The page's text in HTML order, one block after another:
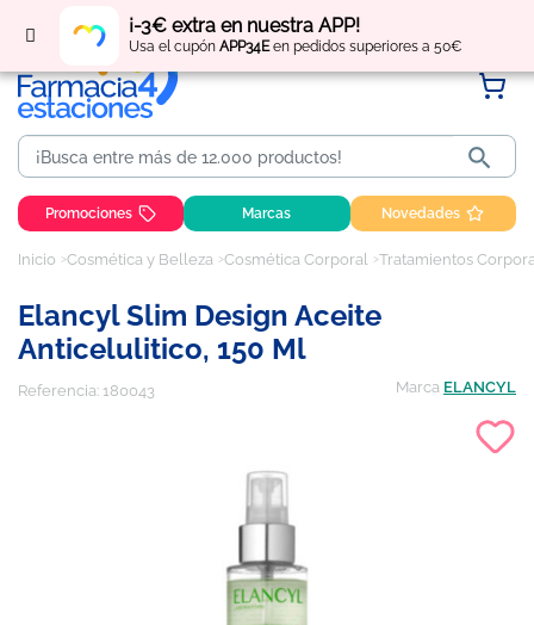
¡-3€ extra en nuestra APP!
Usa el cupón APP34Een pedidos superiores a 50€
Regístratey obtén puntos por tus compras

Promociones Marcas Novedades
Inicio Cosmética y Belleza Cosmética Corporal Tratamientos
Elancyl Slim Design Aceite
Anticelulitico, 150 Ml
Referencia: 180043 Marca ELANCYL